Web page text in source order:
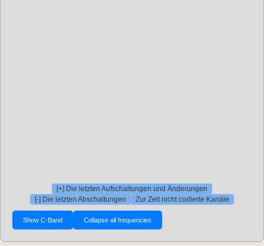
[+] Die letzten Aufschaltungen und Änderungen
[-] Die letzten Abschaltungen
Zur Zeit nicht codierte Kanäle